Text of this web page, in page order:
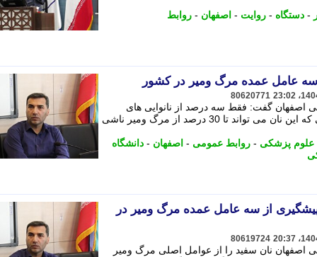
- دستگاه - روایت - اصفهان - روابط
سه عامل عمده مرگ ومیر در کشور
80620771
اصفهان گفت: فقط سه درصد از نانوایی های
اصفهان نان کامل تولید می کنند، در حالی که این نان می تواند تا 30 درصد از مرگ ومیر ناشی
علوم پزشکی - روابط عمومی - اصفهان - دانشگاه
از سه عامل عمده مرگ ومیر در
80619724
اصفهان نان سفید را از عوامل اصلی مرگ ومیر